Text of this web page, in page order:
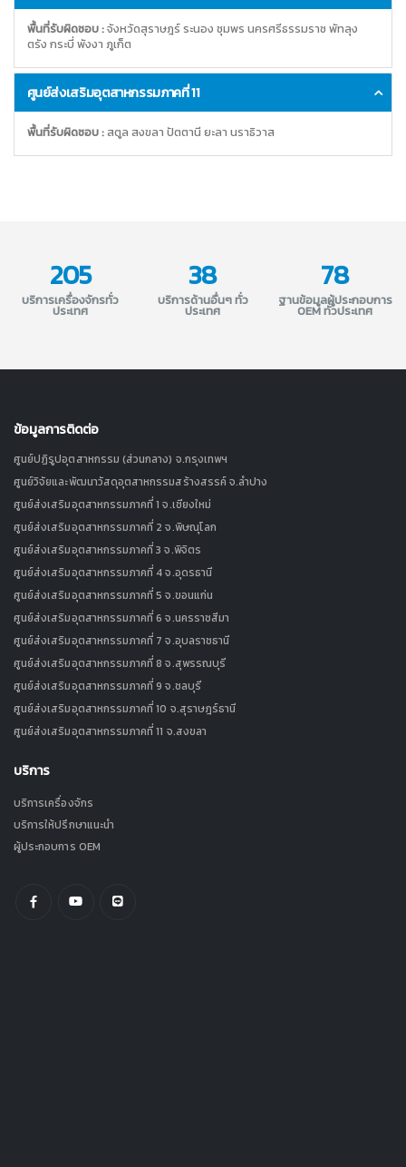
พื้นที่รับผิดชอบ :จังหวัดสุราษฎร์ ระนอง ชุมพร นครศรีธรรมราช พัทลุง
ตรัง กระบี่ พังงา ภูเก็ต
ศูนย์ส่งเสริมอุตสาหกรรมภาคที่ 11
พื้นที่รับผิดชอบ :สตูล สงขลา ปัตตานี ยะลา นราธิวาส
205
บริการเครื่องจักรทั่ว
ประเทศ
38
บริการด้านอื่นๆ ทั่ว
ประเทศ
78
ฐานข้อมูลผู้ประกอบการ
OEM ทั่วประเทศ
ข้อมูลการติดต่อ
ศูนย์ปฏิรูปอุตสาหกรรม (ส่วนกลาง) จ.กรุงเทพฯ
ศูนย์วิจัยและพัฒนาวัสดุอุตสาหกรรมสร้างสรรค์ จ.ลำปาง
ศูนย์ส่งเสริมอุตสาหกรรมภาคที่ 1 จ.เชียงใหม่
ศูนย์ส่งเสริมอุตสาหกรรมภาคที่ 2 จ.พิษณุโลก
ศูนย์ส่งเสริมอุตสาหกรรมภาคที่ 3 จ.พิจิตร
ศูนย์ส่งเสริมอุตสาหกรรมภาคที่ 4 จ.อุดรธานี
ศูนย์ส่งเสริมอุตสาหกรรมภาคที่ 5 จ.ขอนแก่น
ศูนย์ส่งเสริมอุตสาหกรรมภาคที่ 6 จ.นครราชสีมา
ศูนย์ส่งเสริมอุตสาหกรรมภาคที่ 7 จ.อุบลราชธานี
ศูนย์ส่งเสริมอุตสาหกรรมภาคที่ 8 จ.สุพรรณบุรี
ศูนย์ส่งเสริมอุตสาหกรรมภาคที่ 9 จ.ชลบุรี
ศูนย์ส่งเสริมอุตสาหกรรมภาคที่ 10 จ.สุราษฎร์ธานี
ศูนย์ส่งเสริมอุตสาหกรรมภาคที่ 11 จ.สงขลา
บริการ
บริการเครื่องจักร
บริการให้ปรึกษาแนะนำ
ผู้ประกอบการ OEM